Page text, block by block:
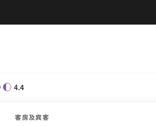
4.4
客房及宾客